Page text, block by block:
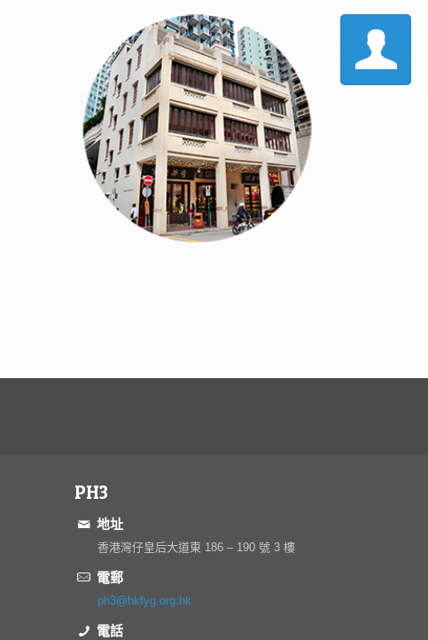
PH3
地址
香港灣仔皇后大道東 186 – 190 號 3 樓
電郵
ph3@hkfyg.org.hk
電話